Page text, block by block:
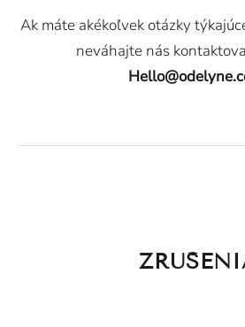
Ak máte akékoľvek otázky
neváhajte nás